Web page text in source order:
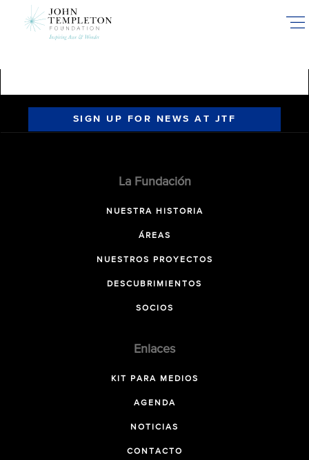
SIGN UP FOR NEWS AT JTF
La Fundación
NUESTRA HISTORIA
ÁREAS
NUESTROS PROYECTOS
DESCUBRIMIENTOS
SOCIOS
Enlaces
KIT PARA MEDIOS
AGENDA
NOTICIAS
CONTACTO